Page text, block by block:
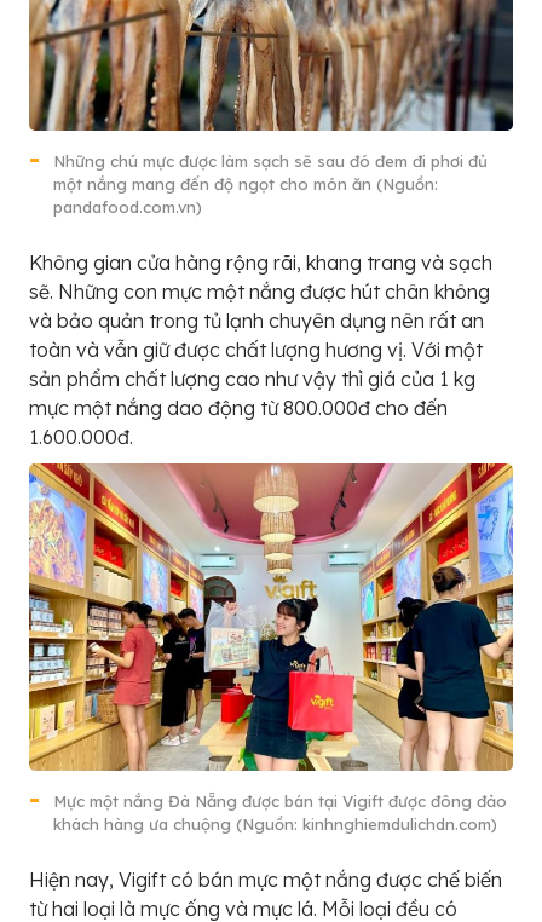
Những chú mực được làm sạch sẽ sau đó đem đi phơi đủ
một nắng mang đến độ ngọt cho món ăn (Nguồn:
pandafood.com.vn)
Không gian cửa hàng rộng rãi, khang trang và sạch
sẽ. Những con mực một nắng được hút chân không
và bảo quản trong tủ lạnh chuyên dụng nên rất an
toàn và vẫn giữ được chất lượng hương vị. Với một
sản phẩm chất lượng cao như vậy thì giá của 1 kg
mực một nắng dao động từ 800.000đ cho đến
1.600.000đ.
Mực một nắng Đà Nẵng được bán tại Vigift được đông đảo
khách hàng ưa chuộng (Nguồn: kinhnghiemdulichdn.com)
Hiện nay, Vigift có bán mực một nắng được chế biến
từ hai loại là mực ống và mực lá. Mỗi loại đều có